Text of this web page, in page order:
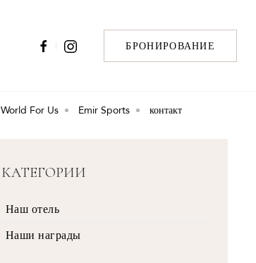
БРОНИРОВАНИЕ
World For Us Emir Sports контакт
КАТЕГОРИИ
Наш отель
Наши награды